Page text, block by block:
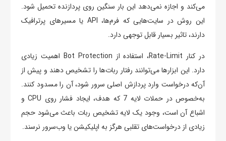
می‌کند و اجازه نمی‌دهد این بار سنگین روی پردازنده تحمیل شود.
این روش در سایت‌هایی که فرم‌ها، API یا مسیرهای پرترافیک
دارند، تاثیر بسیار قابل توجهی دارد.
در کنار Rate-Limit، استفاده از Bot Protection اهمیت زیادی
دارد. این ابزارها می‌توانند رفتار ربات‌ها را تشخیص دهند و پیش از
آن‌که درخواست وارد پردازش اصلی سرور شود، آن را مسدود کنند.
به‌خصوص در حملات لایه 7 که هدف، ایجاد فشار روی CPU و
اشباع آن است، وجود یک لایه تشخیص ربات باعث می‌شود حجم
زیادی از درخواست‌های تقلبی هرگز به اپلیکیشن یا وب‌سرور نرسند.